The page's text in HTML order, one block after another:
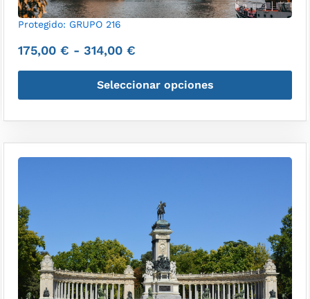
Protegido: GRUPO 216
175,00 € - 314,00 €
Seleccionar opciones